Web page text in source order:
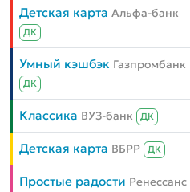
Детская карта Альфа-банк
ДК
Умный кэшбэк Газпромбанк
ДК
Классика ВУЗ-банк ДК
Детская карта ВБРР ДК
Простые радости Ренессанс